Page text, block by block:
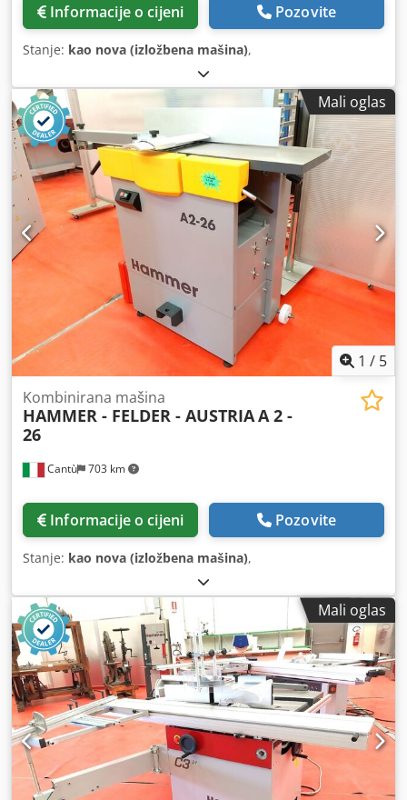
Informacije o cijeni Pozovite
Stanje: kao nova (izložbena mašina),
Mali oglas
1 / 5
Cantù 703 km
Kombinirana mašina
HAMMER - FELDER - AUSTRIAA 2 -
26
Informacije o cijeni Pozovite
Stanje: kao nova (izložbena mašina),
Mali oglas